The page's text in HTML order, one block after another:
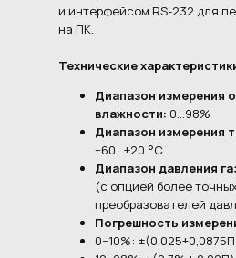
и интерфейсом RS-232 для
на ПК.
Технические
Диапазон измерения
влажности: 0…98%
Диапазон измерения
−60…+20 °C
Диапазон давления
(с опцией более
преобразователей
Погрешность
0−10%: